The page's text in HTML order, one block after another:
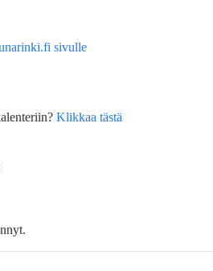
sivulle
Klikkaa tästä